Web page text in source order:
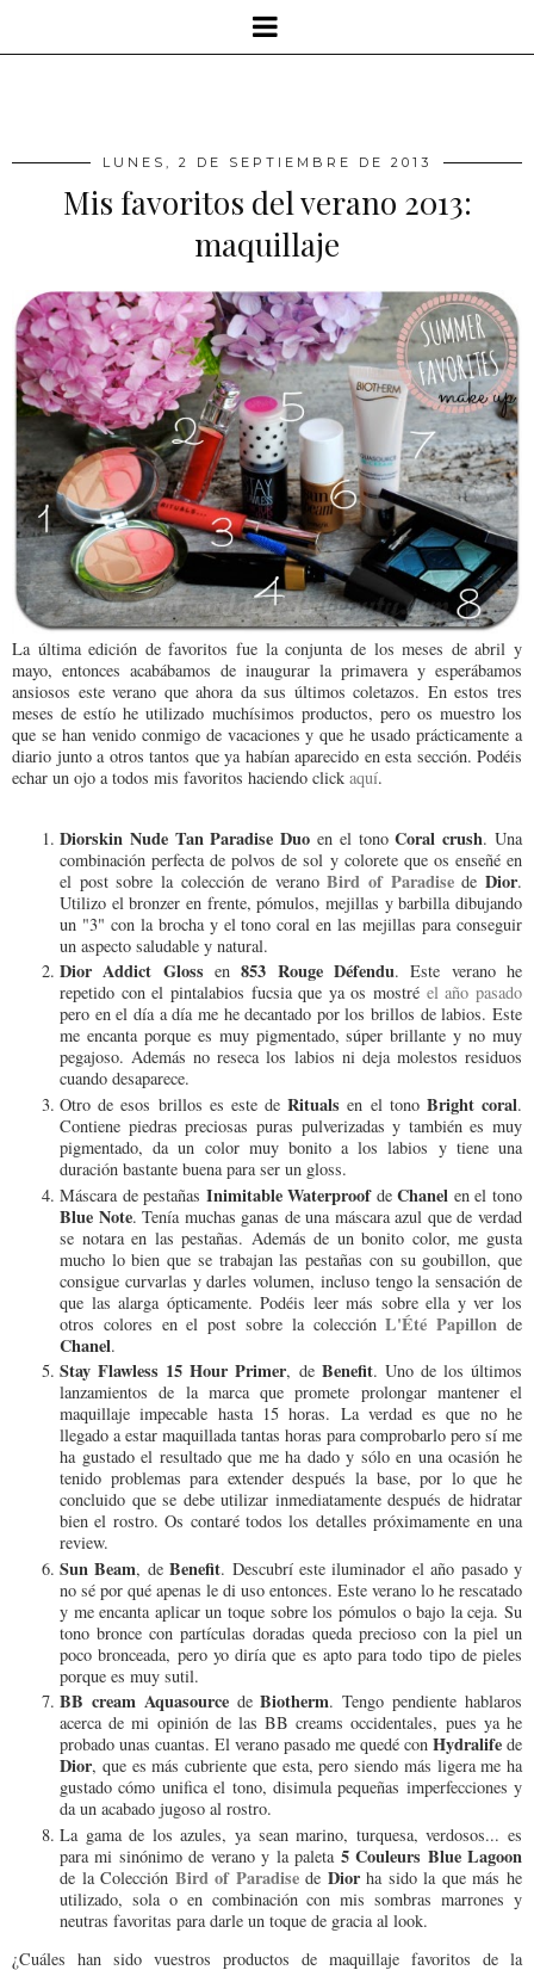
LUNES, 2 DE SEPTIEMBRE DE 2013
Mis favoritos del verano 2013:
maquillaje
La última edición de favoritos fue la conjunta de los meses de abril y
mayo, entonces acabábamos de inaugurar la primavera y esperábamos
ansiosos este verano que ahora da sus últimos coletazos. En estos tres
meses de estío he utilizado muchísimos productos, pero os muestro los
que se han venido conmigo de vacaciones y que he usado prácticamente a
diario junto a otros tantos que ya habían aparecido en esta sección. Podéis
echar un ojo a todos mis favoritos haciendo click aquí.
Diorskin Nude Tan Paradise Duo en el tonoCoral crush. Una
combinación perfecta de polvos de sol y colorete que os enseñé en
el post sobre la colección de veranoBird of ParadisedeDior.
Utilizo el bronzer en frente, pómulos, mejillas y barbilla dibujando
un "3" con la brocha y el tono coral en las mejillas para conseguir
un aspecto saludable y natural.
Dior Addict Gloss en853 Rouge Défendu. Este verano he
repetido con el pintalabios fucsia que ya os mostré el año pasado
pero en el día a día me he decantado por los brillos de labios. Este
me encanta porque es muy pigmentado, súper brillante y no muy
pegajoso. Además no reseca los labios ni deja molestos residuos
cuando desaparece.
Otro de esos brillos es este deRituals en el tono Bright coral.
Contiene piedras preciosas puras pulverizadas y también es muy
pigmentado, da un color muy bonito a los labios y tiene una
duración bastante buena para ser un gloss.
Máscara de pestañas Inimitable WaterproofdeChanel en el tono
Blue Note. Tenía muchas ganas de una máscara azul que de verdad
se notara en las pestañas. Además de un bonito color, me gusta
mucho lo bien que se trabajan las pestañas con su goubillon, que
consigue curvarlas y darles volumen, incluso tengo la sensación de
que las alarga ópticamente. Podéis leer más sobre ella y ver los
otros colores en el post sobre la colecciónL'Été Papillon de
Chanel.
Stay Flawless 15 Hour Primer, de Benefit. Uno de los últimos
lanzamientos de la marca que promete prolongar mantener el
maquillaje impecable hasta 15 horas. La verdad es que no he
llegado a estar maquillada tantas horas para comprobarlo pero sí me
ha gustado el resultado que me ha dado y sólo en una ocasión he
tenido problemas para extender después la base, por lo que he
concluido que se debe utilizar inmediatamente después de hidratar
bien el rostro. Os contaré todos los detalles próximamente en una
review.
Sun Beam, deBenefit. Descubrí este iluminador el año pasado y
no sé por qué apenas le di uso entonces. Este verano lo he rescatado
y me encanta aplicar un toque sobre los pómulos o bajo la ceja. Su
tono bronce con partículas doradas queda precioso con la piel un
poco bronceada, pero yo diría que es apto para todo tipo de pieles
porque es muy sutil.
BB cream AquasourcedeBiotherm. Tengo pendiente hablaros
acerca de mi opinión de las BB creams occidentales, pues ya he
probado unas cuantas. El verano pasado me quedé con Hydralife de
Dior, que es más cubriente que esta, pero siendo más ligera me ha
gustado cómo unifica el tono, disimula pequeñas imperfecciones y
da un acabado jugoso al rostro.
La gama de los azules, ya sean marino, turquesa, verdosos... es
para mi sinónimo de verano y la paleta 5 Couleurs Blue Lagoon
de la Colección Bird of Paradisede Diorha sido la que más he
utilizado, sola o en combinación con mis sombras marrones y
neutras favoritas para darle un toque de gracia al look.
¿Cuáles han sido vuestros productos de maquillaje favoritos de la